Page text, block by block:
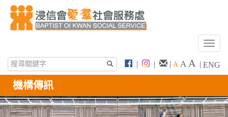
T
g
e
n
| | | A A A | ENG
機構傳訊